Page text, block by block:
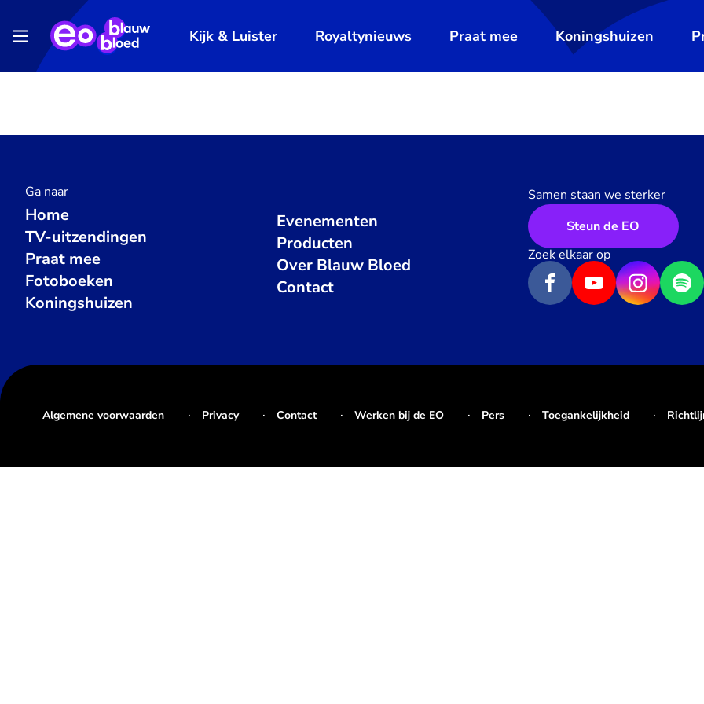
Kijk & Luister Royaltynieuws Praat mee Koningshuizen
Ga naar
Home
TV-uitzendingen
Praat mee
Fotoboeken
Koningshuizen
Evenementen
Producten
Over Blauw Bloed
Contact
Samen staan we sterker
Steun de EO
Zoek elkaar op
Algemene voorwaarden Privacy Contact Werken bij de EO Pers Toegankelijkheid